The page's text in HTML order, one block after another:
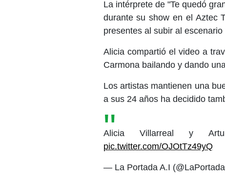
La intérprete de "Te quedó
durante su show en el Aztec
presentes al subir al
Alicia compartió el video a
Carmona bailando y dando
Los artistas mantienen una
a sus 24 años ha decidido
Alicia Villarreal y
pic.twitter.com/OJOtTz49yQ
— La Portada A.I